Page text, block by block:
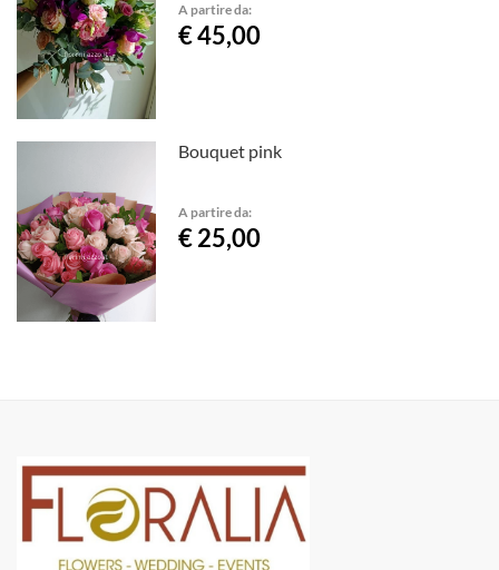
A partire da:
€ 45,00
Bouquet pink
A partire da:
€ 25,00